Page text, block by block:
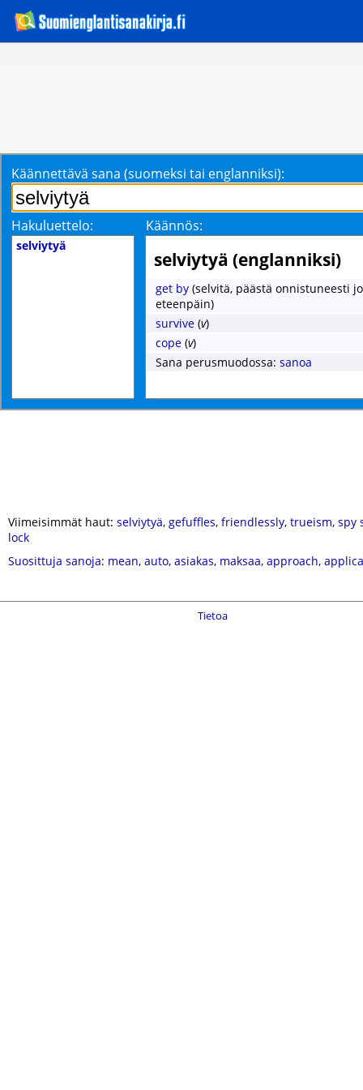
Käännettävä sana (suomeksi tai englanniksi):
Hakuluettelo: Käännös:
selviytyä
selviytyä (englanniksi)
get by (selvitä, päästä onnistuneesti
eteenpäin)
survive (v)
cope (v)
Sana perusmuodossa: sanoa
Viimeisimmät haut: selviytyä, gefuffles, friendlessly, trueism, spy
lock
Suosittuja sanoja: mean, auto, asiakas, maksaa, approach,
Tietoa